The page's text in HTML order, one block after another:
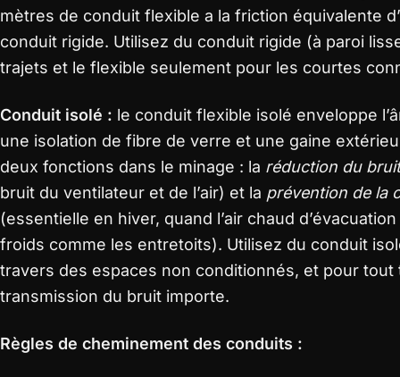
mètres de conduit flexible a la friction équivalente
conduit rigide. Utilisez du conduit rigide (à paroi
trajets et le flexible seulement pour les courtes
Conduit isolé : le conduit flexible isolé enveloppe
une isolation de fibre de verre et une gaine
deux fonctions dans le minage : la réduction du bruit
bruit du ventilateur et de l’air) et la prévention de la
(essentielle en hiver, quand l’air chaud
froids comme les entretoits). Utilisez du conduit
travers des espaces non conditionnés, et pour tout
transmission du bruit importe.
Règles de cheminement des conduits :